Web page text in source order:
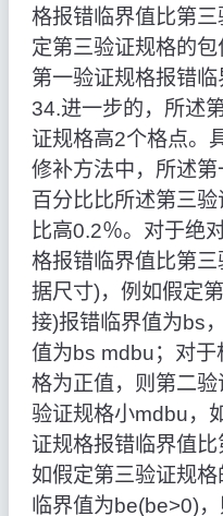
格报错临界值比第
定第三验证规格的
第一验证规格报错临
34.进一步的，所述
证规格高2个格点。
修补方法中，所述
百分比比所述第三
比高0.2％。对于绝
格报错临界值比第
据尺寸)，例如假定
接)报错临界值为bs
值为bs mdbu；对
格为正值，则第二
验证规格小mdbu，
证规格报错临界值
如假定第三验证规
临界值为be(be>0)